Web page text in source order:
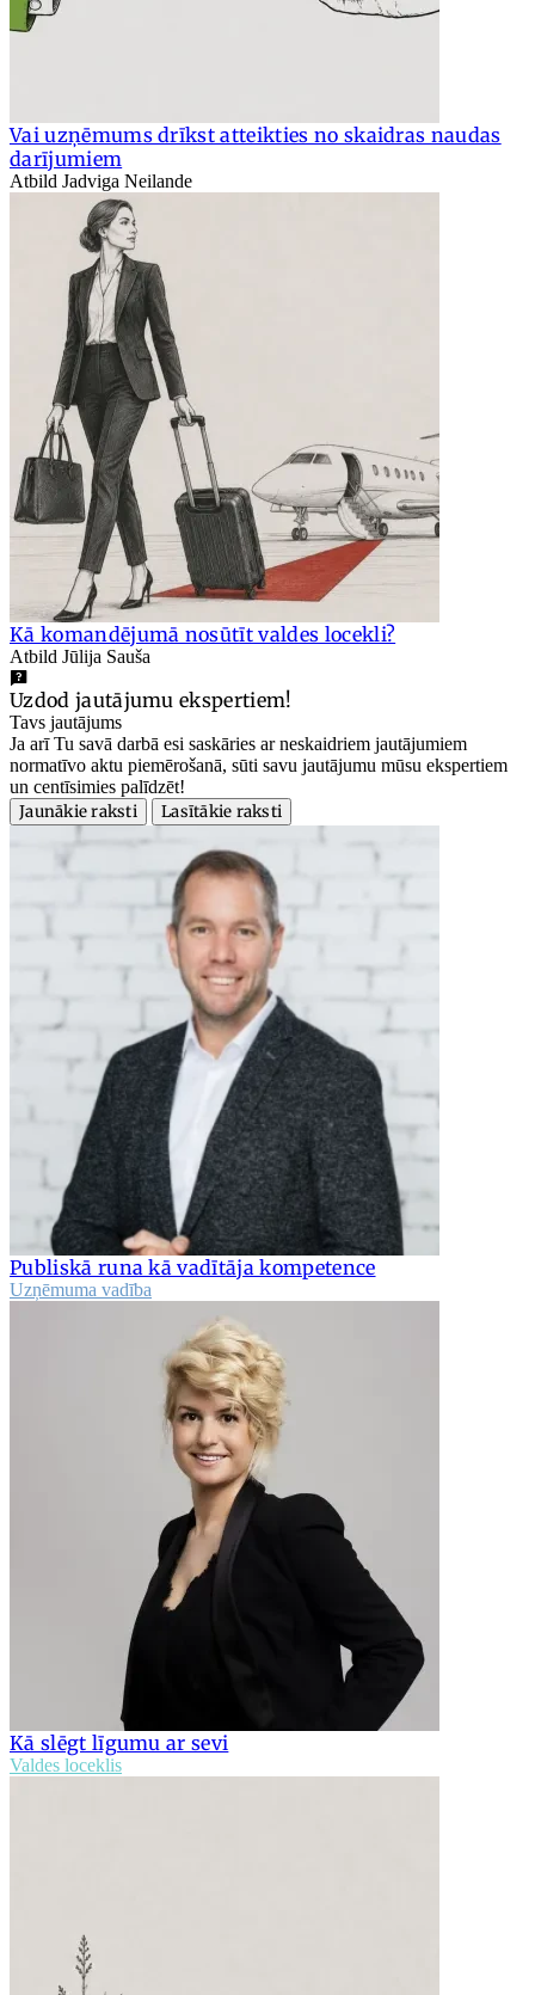
Vai uzņēmums drīkst atteikties no skaidras naudas
darījumiem
Atbild Jadviga Neilande
Kā komandējumā nosūtīt valdes locekli?
Atbild Jūlija Sauša
Uzdod jautājumu ekspertiem!
Tavs jautājums
Ja arī Tu savā darbā esi saskāries ar neskaidriem jautājumiem
normatīvo aktu piemērošanā, sūti savu jautājumu mūsu ekspertiem
un centīsimies palīdzēt!
Jaunākie raksti
Lasītākie raksti
Publiskā runa kā vadītāja kompetence
Uzņēmuma vadība
Kā slēgt līgumu ar sevi
Valdes loceklis